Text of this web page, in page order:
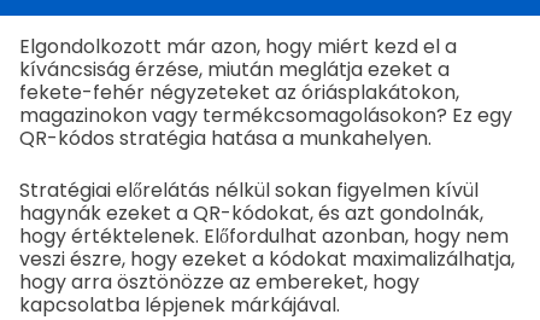
Elgondolkozott már azon, hogy miért kezd el a
kíváncsiság érzése, miután meglátja ezeket a
fekete-fehér négyzeteket az óriásplakátokon,
magazinokon vagy termékcsomagolásokon? Ez egy
QR-kódos stratégia hatása a munkahelyen.
Stratégiai előrelátás nélkül sokan figyelmen kívül
hagynák ezeket a QR-kódokat, és azt gondolnák,
hogy értéktelenek. Előfordulhat azonban, hogy nem
veszi észre, hogy ezeket a kódokat maximalizálhatja,
hogy arra ösztönözze az embereket, hogy
kapcsolatba lépjenek márkájával.